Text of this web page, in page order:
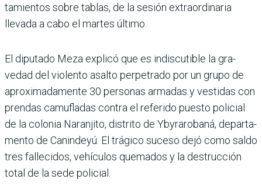
tamientos sobre tablas, de la sesión extraordinaria
llevada a cabo el martes último.
El diputado Meza explicó que es indiscutible la gra­
vedad del violento asalto perpetrado por un grupo de
aproximadamente 30 personas armadas y ves­tidas con
prendas camu­fladas contra el referido puesto policial
de la colo­nia Naranjito, distrito de Ybyrarobaná, departa­
mento de Canindeyú. El trá­gico suceso dejó como saldo
tres fallecidos, vehículos quemados y la destrucción
total de la sede policial.